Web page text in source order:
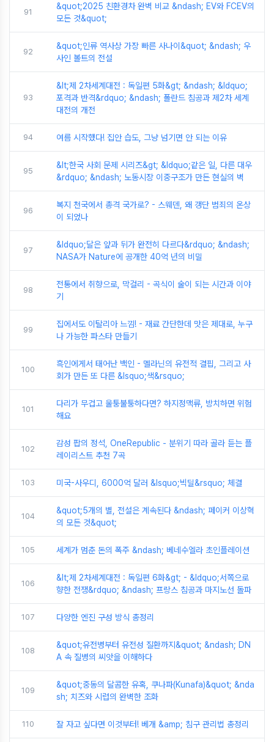
91
&quot;2025 친환경차 완벽 비교 &ndash; EV와 FCEV의
모든 것&quot;
92
&quot;인류 역사상 가장 빠른 사나이&quot; &ndash; 우
사인 볼트의 전설
93
&lt;제 2차세계대전 : 독일편 5화&gt; &ndash; &ldquo;
포격과 반격&rdquo; &ndash; 폴란드 침공과 제2차 세계
대전의 개전
94 여름 시작했다! 집안 습도, 그냥 넘기면 안 되는 이유
95
&lt;한국 사회 문제 시리즈&gt; &ldquo;같은 일, 다른 대우
&rdquo; &ndash; 노동시장 이중구조가 만든 현실의 벽
96
복지 천국에서 총격 국가로? - 스웨덴, 왜 갱단 범죄의 온상
이 되었나
97
&ldquo;달은 앞과 뒤가 완전히 다르다&rdquo; &ndash;
NASA가 Nature에 공개한 40억 년의 비밀
98
전통에서 취향으로, 막걸리 - 곡식이 술이 되는 시간과 이야
기
99
집에서도 이탈리아 느낌! - 재료 간단한데 맛은 제대로, 누구
나 가능한 파스타 만들기
100
흑인에게서 태어난 백인 - 멜라닌의 유전적 결핍, 그리고 사
회가 만든 또 다른 &lsquo;색&rsquo;
101
다리가 무겁고 울퉁불퉁하다면? 하지정맥류, 방치하면 위험
해요
102
감성 팝의 정석, OneRepublic - 분위기 따라 골라 듣는 플
레이리스트 추천 7곡
103 미국-사우디, 6000억 달러 &lsquo;빅딜&rsquo; 체결
104
&quot;5개의 별, 전설은 계속된다 &ndash; 페이커 이상혁
의 모든 것&quot;
105 세계가 멈춘 돈의 폭주 &ndash; 베네수엘라 초인플레이션
106
&lt;제 2차세계대전 : 독일편 6화&gt; - &ldquo;서쪽으로
향한 전쟁&rdquo; &ndash; 프랑스 침공과 마지노선 돌파
107 다양한 엔진 구성 방식 총정리
108
&quot;유전병부터 유전성 질환까지&quot; &ndash; DN
A 속 질병의 씨앗을 이해하다
109
&quot;중동의 달콤한 유혹, 쿠나파(Kunafa)&quot; &nda
sh; 치즈와 시럽의 완벽한 조화
110 잘 자고 싶다면 이것부터! 베개 &amp; 침구 관리법 총정리